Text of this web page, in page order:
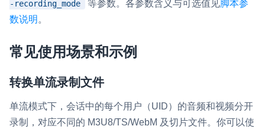
-recording_mode
等参数。各参数含义与可选值见脚本参
数说明 。
常见使用场景和示例
转换单流录制文件
单流模式下，会话中的每个用户（UID）的音频和视频分开
录制，对应不同的 M3U8/TS/WebM 及切片文件。你可以使